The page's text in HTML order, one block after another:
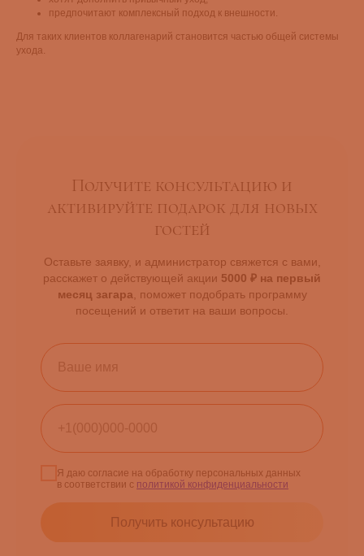
предпочитают комплексный подход к внешности.
Для таких клиентов коллагенарий становится частью общей системы
ухода.
Получите консультацию и
активируйте подарок для новых
гостей
Оставьте заявку, и администратор свяжется с вами,
расскажет о действующей акции 5000 ₽ на первый
месяц загара , поможет подобрать программу
посещений и ответит на ваши вопросы.
Я даю согласие на обработку персональных данных
в соответствии с политикой конфиденциальности
Получить консультацию
5000₽
Получить
Дарим на первый месяц загара